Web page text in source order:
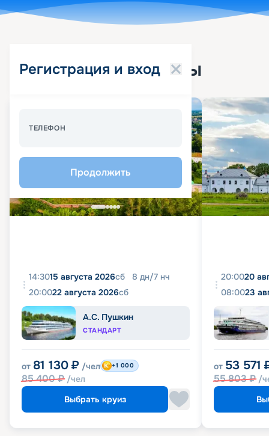
Регистрация и вход
ТЕЛЕФОН
Продолжить
Популярные круизы
14:3015 августа 2026сб 8 дн/7 нч
20:0022 августа 2026сб
А.С. Пушкин
СТАНДАРТ
от 81 130 ₽ /чел
85 400₽ /чел
+1 000
Выбрать круиз
20:0020
08:0023
от 53 571
55 803₽ /